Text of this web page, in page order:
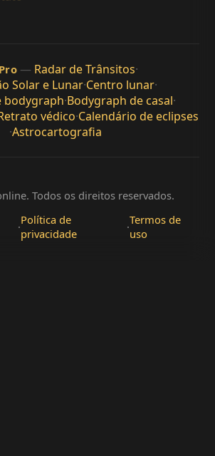
— Radar de Trânsitos·
Solar e Lunar·Centro lunar·
bodygraph·Bodygraph de casal·
védico·Calendário de eclipses
·Astrocartografia
Todos os direitos reservados.
·Política de
privacidade
·Termos de
uso